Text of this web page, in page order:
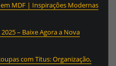
MDF | Inspirações Modernas
– Baixe Agora a Nova
com Titus: Organização,